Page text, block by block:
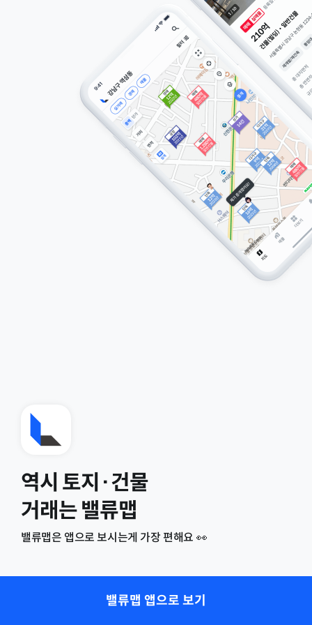
역시 토지·건물
거래는 밸류맵
밸류맵은 앱으로 보시는게 가장 편해요 👀
밸류맵 앱으로 보기